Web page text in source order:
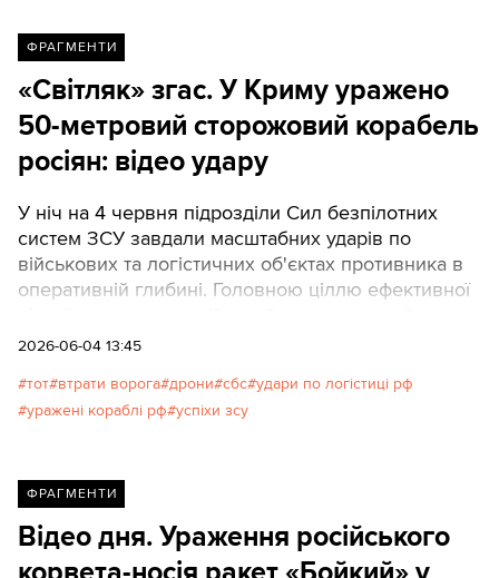
ФРАГМЕНТИ
«Світляк» згас. У Криму уражено
50-метровий сторожовий корабель
росіян: відео удару
У ніч на 4 червня підрозділи Сил безпілотних
систем ЗСУ завдали масштабних ударів по
військових та логістичних об'єктах противника в
оперативній глибині. Головною ціллю ефективної
сторожовий корабель проєкту 10410 «Світляк»,
окупованого Криму.
2026-06-04 13:45
тот втрати ворога дрони сбс удари по логістиці рф
уражені кораблі рф успіхи зсу
ФРАГМЕНТИ
Відео дня. Ураження російського